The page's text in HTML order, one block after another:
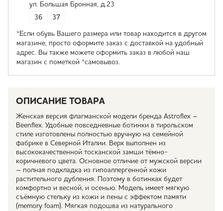
ул. Большая Бронная, д.23
36
37
*Если обувь Вашего размера или товар находится в другом
магазине, просто оформите заказ с доставкой на удобный
адрес. Вы также можете оформить заказ в любой наш
магазин с пометкой *самовывоз.
ОПИСАНИЕ ТОВАРА
Женская версия флагманской модели бренда Astroflex –
Beenflex. Удобные повседневные ботинки в тирольском
стиле изготовлены полностью вручную на семейной
фабрике в Северной Италии. Верх выполнен из
высококачественной тосканской замши тёмно-
коричневого цвета. Основное отличие от мужской версии
– полная подкладка из гипоаллергенной кожи
растительного дубления. Поэтому в ботинках будет
комфортно и весной, и осенью. Модель имеет мягкую
съёмную стельку из кожи и пены с эффектом памяти
(memory foam). Мягкая подошва из натурального